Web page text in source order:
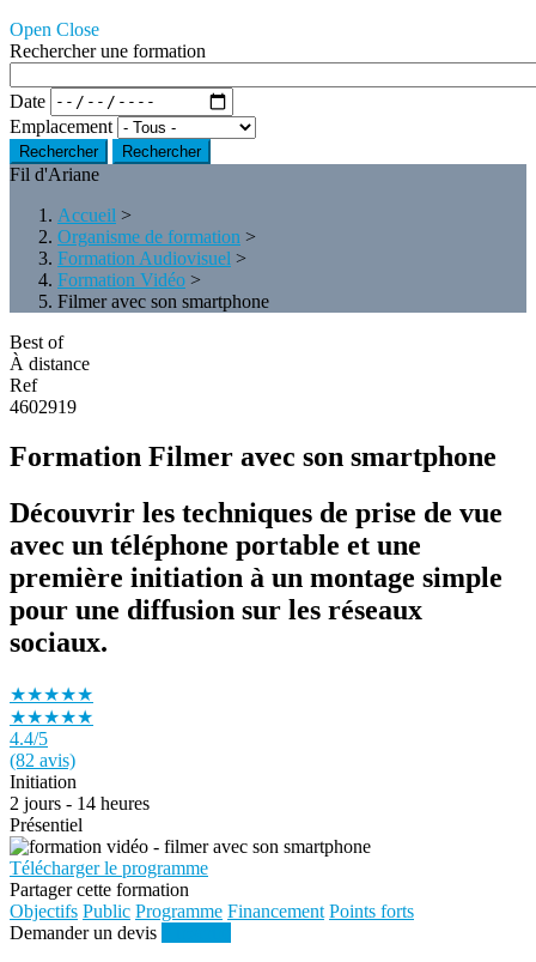
Open Close
Rechercher une formation
Date
Emplacement
Rechercher
Fil d'Ariane
Accueil >
Organisme de formation >
Formation Audiovisuel >
Formation Vidéo >
Filmer avec son smartphone
Best of
À distance
Ref
4602919
Formation Filmer avec son smartphone
Découvrir les techniques de prise de vue
avec un téléphone portable et une
première initiation à un montage simple
pour une diffusion sur les réseaux
sociaux.
★★★★★
★★★★★
4.4/5
(82 avis)
Initiation
2 jours - 14 heures
Présentiel
Télécharger le programme
Partager cette formation
Objectifs Public Programme Financement Points forts
Demander un devis